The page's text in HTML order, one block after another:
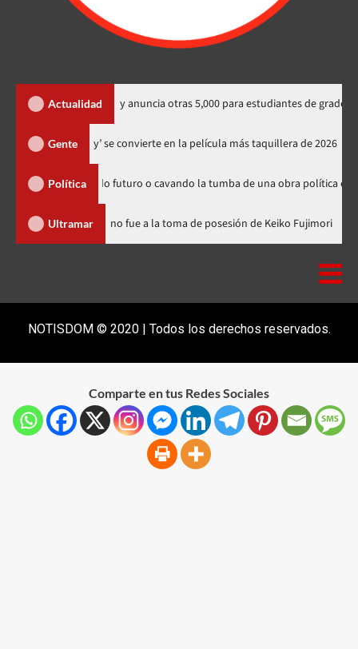
Actualidad
y anuncia otras 5,000 para estudiantes de grado
Gente
‘Spider-Man: Brand New Day’ se convierte en la película más
Política
sembrando futuro o cavando la tumba de una obra política exitosa”
Ultramar Luis Abinader no fue a la toma de posesión de Keiko
NOTISDOM © 2020 | Todos los derechos reservados.
Comparte en tus Redes Sociales